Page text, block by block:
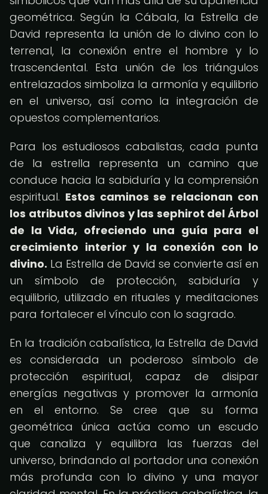
geométrica. Según la Cábala, la Estrella de
David representa la unión de lo divino con lo
terrenal, la conexión entre el hombre y lo
trascendental. Esta unión de los triángulos
entrelazados simboliza la armonía y equilibrio
en el universo, así como la integración de
opuestos complementarios.
Para los estudiosos cabalistas, cada punta
de la estrella representa un camino que
conduce hacia la sabiduría y la comprensión
espiritual. Estos caminos se relacionan con
los atributos divinos y las sephirot del Árbol
de la Vida, ofreciendo una guía para el
crecimiento interior y la conexión con lo
divino. La Estrella de David se convierte así en
un símbolo de protección, sabiduría y
equilibrio, utilizado en rituales y meditaciones
para fortalecer el vínculo con lo sagrado.
En la tradición cabalística, la Estrella de David
es considerada un poderoso símbolo de
protección espiritual, capaz de disipar
energías negativas y promover la armonía
en el entorno. Se cree que su forma
geométrica única actúa como un escudo
que canaliza y equilibra las fuerzas del
universo, brindando al portador una conexión
más profunda con lo divino y una mayor